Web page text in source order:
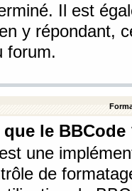
Il est
y répondant,
forum.
que le BBCode
une
de